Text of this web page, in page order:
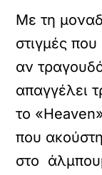
Με τη
στιγμές
αν
απαγγέλει
το
που
στο